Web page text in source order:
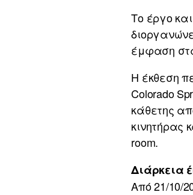
Το έργο
έμφαση
Η έκθεση
Colorado
κάθετης
κινητήρας
room.
Διάρκεια
Από 21/10/